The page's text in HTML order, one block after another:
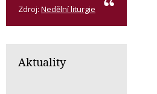
Zdroj: Nedělní liturgie
Aktuality